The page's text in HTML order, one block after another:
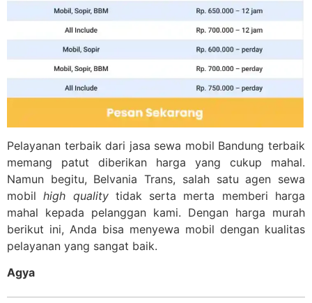
Pelayanan terbaik dari jasa sewa mobil Bandung terbaik
memang patut diberikan harga yang cukup mahal.
Namun begitu, Belvania Trans, salah satu agen sewa
mobilhigh quality tidak serta merta memberi harga
mahal kepada pelanggan kami. Dengan harga murah
berikut ini, Anda bisa menyewa mobil dengan kualitas
pelayanan yang sangat baik.
Agya